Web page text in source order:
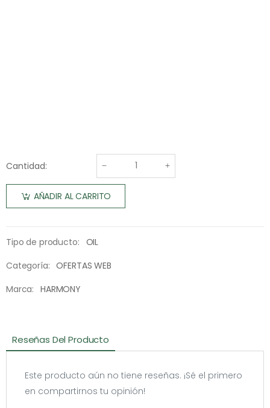
Cantidad:
AÑADIR AL CARRITO
Tipo de producto: OIL
Categoría: OFERTAS WEB
Marca:
HARMONY
Reseñas Del Producto
Este producto aún no tiene reseñas. ¡Sé el primero
en compartirnos tu opinión!